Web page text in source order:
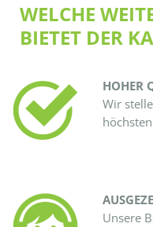
WELCHE
BIETET DER
HOHER
Wir
Unsere